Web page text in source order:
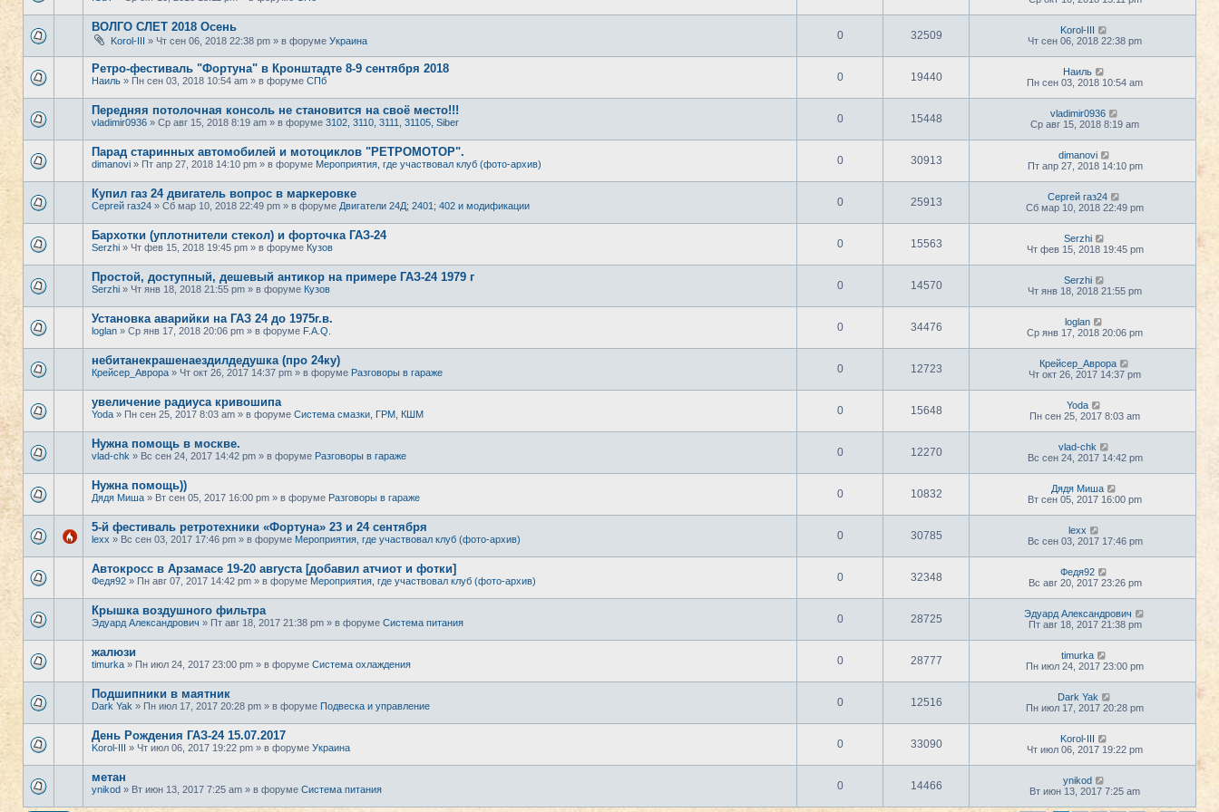
ВОЛГО СЛЕТ 2018 Осень
Korol-III » Чт сен 06, 2018 22:38 pm » в форуме Украина 0 32509
Korol-III
Чт сен 06, 2018 22:38 pm
Ретро-фестиваль "Фортуна" в Кронштадте 8-9 сентября 2018
Наиль » Пн сен 03, 2018 10:54 am » в форуме СПб 0 19440
Наиль
Пн сен 03, 2018 10:54 am
Передняя потолочная консоль не становится на своё место!!!
vladimir0936 » Ср авг 15, 2018 8:19 am » в форуме 3102, 3110, 3111, 31105, Siber 0 15448
vladimir0936
Ср авг 15, 2018 8:19 am
Парад старинных автомобилей и мотоциклов "РЕТРОМОТОР".
dimanovi » Пт апр 27, 2018 14:10 pm » в форуме Мероприятия, где участвовал клуб (фото-архив) 0 30913
dimanovi
Пт апр 27, 2018 14:10 pm
Купил газ 24 двигатель вопрос в маркеровке
Сергей газ24 » Сб мар 10, 2018 22:49 pm » в форуме Двигатели 24Д; 2401; 402 и модификации 0 25913
Сергей газ24
Сб мар 10, 2018 22:49 pm
Бархотки (уплотнители стекол) и форточка ГАЗ-24
Serzhi » Чт фев 15, 2018 19:45 pm » в форуме Кузов 0 15563
Serzhi
Чт фев 15, 2018 19:45 pm
Простой, доступный, дешевый антикор на примере ГАЗ-24 1979 г
Serzhi » Чт янв 18, 2018 21:55 pm » в форуме Кузов 0 14570
Serzhi
Чт янв 18, 2018 21:55 pm
Установка аварийки на ГАЗ 24 до 1975г.в.
loglan » Ср янв 17, 2018 20:06 pm » в форуме F.A.Q. 0 34476
loglan
Ср янв 17, 2018 20:06 pm
небитанекрашенаездилдедушка (про 24ку)
Крейсер_Аврора » Чт окт 26, 2017 14:37 pm » в форуме Разговоры в гараже 0 12723
Крейсер_Аврора
Чт окт 26, 2017 14:37 pm
увеличение радиуса кривошипа
Yoda » Пн сен 25, 2017 8:03 am » в форуме Система смазки, ГРМ, КШМ 0 15648
Yoda
Пн сен 25, 2017 8:03 am
Нужна помощь в москве.
vlad-chk » Вс сен 24, 2017 14:42 pm » в форуме Разговоры в гараже 0 12270
vlad-chk
Вс сен 24, 2017 14:42 pm
Нужна помощь))
Дядя Миша » Вт сен 05, 2017 16:00 pm » в форуме Разговоры в гараже 0 10832
Дядя Миша
Вт сен 05, 2017 16:00 pm
5-й фестиваль ретротехники «Фортуна» 23 и 24 сентября
lexx » Вс сен 03, 2017 17:46 pm » в форуме Мероприятия, где участвовал клуб (фото-архив) 0 30785
lexx
Вс сен 03, 2017 17:46 pm
Автокросс в Арзамасе 19-20 августа [добавил атчиот и фотки]
Федя92 » Пн авг 07, 2017 14:42 pm » в форуме Мероприятия, где участвовал клуб (фото-архив) 0 32348
Федя92
Вс авг 20, 2017 23:26 pm
Крышка воздушного фильтра
Эдуард Александрович » Пт авг 18, 2017 21:38 pm » в форуме Система питания 0 28725
Эдуард Александрович
Пт авг 18, 2017 21:38 pm
жалюзи
timurka » Пн июл 24, 2017 23:00 pm » в форуме Система охлаждения 0 28777
timurka
Пн июл 24, 2017 23:00 pm
Подшипники в маятник
Dark Yak » Пн июл 17, 2017 20:28 pm » в форуме Подвеска и управление 0 12516
Dark Yak
Пн июл 17, 2017 20:28 pm
День Рождения ГАЗ-24 15.07.2017
Korol-III » Чт июл 06, 2017 19:22 pm » в форуме Украина 0 33090
Korol-III
Чт июл 06, 2017 19:22 pm
метан
ynikod » Вт июн 13, 2017 7:25 am » в форуме Система питания 0 14466
ynikod
Вт июн 13, 2017 7:25 am